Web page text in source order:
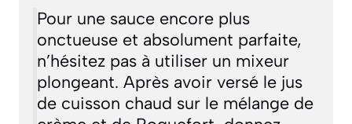
Pour une sauce encore plus
onctueuse et absolument parfaite,
n’hésitez pas à utiliser un mixeur
plongeant. Après avoir versé le jus
de cuisson chaud sur le mélange de